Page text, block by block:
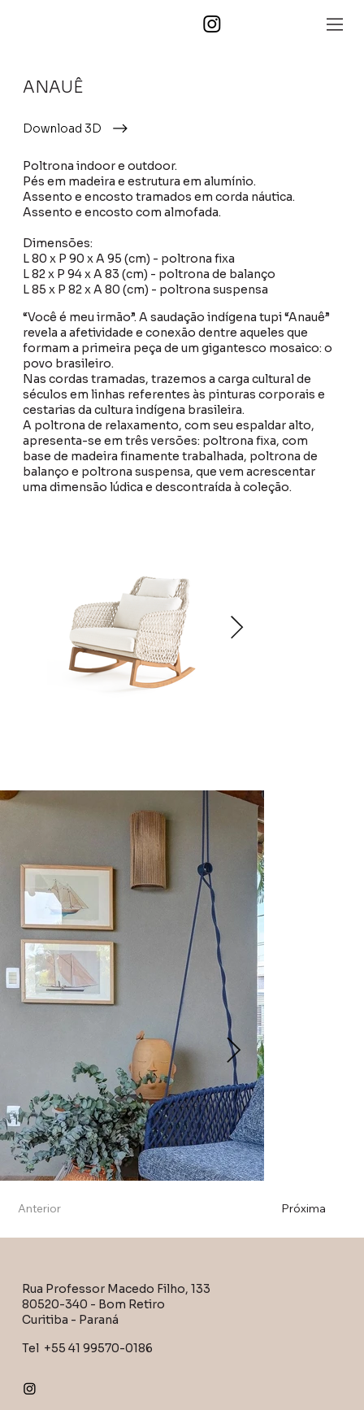
ANAUÊ
Download 3D
Poltrona indoor e outdoor.
Pés em madeira e estrutura em alumínio.
Assento e encosto tramados em corda náutica.
Assento e encosto com almofada.
Dimensões:
L 80 x P 90 x A 95 (cm) - poltrona fixa
L 82 x P 94 x A 83 (cm) - poltrona de balanço
L 85 x P 82 x A 80 (cm) - poltrona suspensa
“Você é meu irmão”. A saudação indígena tupi “Anauê”
revela a afetividade e conexão dentre aqueles que
formam a primeira peça de um gigantesco mosaico: o
povo brasileiro.
Nas cordas tramadas, trazemos a carga cultural de
séculos em linhas referentes às pinturas corporais e
cestarias da cultura indígena brasileira.
A poltrona de relaxamento, com seu espaldar alto,
apresenta-se em três versões: poltrona fixa, com
base de madeira finamente trabalhada, poltrona de
balanço e poltrona suspensa, que vem acrescentar
uma dimensão lúdica e descontraída à coleção.
Anterior Próxima
ANAUÊ
ANAUE
Rua Professor Macedo Filho, 133
80520-340 - Bom Retiro
Curitiba - Paraná
Tel +55 41 99570-0186